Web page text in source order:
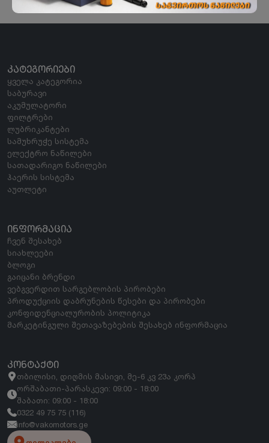
ᲙᲐᲢᲔᲒᲝᲠᲘᲔᲑᲘ
ყველა კატეგორია
საბურავი
აკუმულატორი
ფილტრები
ლუბრიკანტები
სამუხრუჭე სისტემა
ელექტრო ნაწილები
სათადარიგო ნაწილები
ჰაერის სისტემა
აუთლეტი
ᲘᲜᲤᲝᲠᲛᲐᲪᲘᲐ
ჩვენ შესახებ
სიახლეები
ბლოგი
გაიცანი ბრენდი
ვებგვერდით სარგებლობის პირობები
პროდუქციის დაბრუნების წესები და პირობები
კონფიდენციალურობის პოლიტიკა
მარკეტინგული შეთავაზებების შესახებ ინფორმაცია
ᲙᲝᲜᲢᲐᲥᲢᲘ
თბილისი, დიღმის მასივი, მე-6 კვ 23ა კორპ
ორშაბათი-პარასკევი: 09:00 - 18:00
შაბათი: 09:00 - 18:00
0322 49 75 75 (116)
info@vakomotors.ge